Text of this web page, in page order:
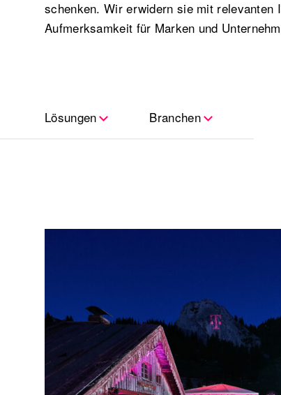
schenken. Wir erwidern sie mit relevanten
Aufmerksamkeit für Marken und
Lösungen Branchen